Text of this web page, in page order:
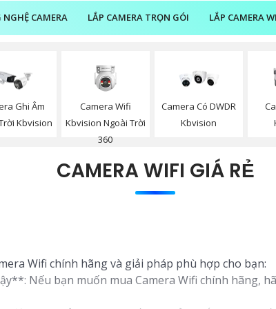
NGHỆ CAMERA LẮP CAMERA TRỌN GÓI LẮP CAMERA
Ghi Âm
Kbvision
Camera Wifi
Kbvision Ngoài Trời
360
Camera Có DWDR
Kbvision
CAMERA WIFI GIÁ RẺ
Wifi chính hãng và giải pháp phù hợp cho bạn:
Nếu bạn muốn mua Camera Wifi chính hãng,